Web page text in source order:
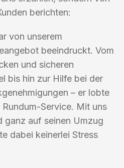
berichten:
von unserem
beeindruckt. Vom
und sicheren
bis hin zur Hilfe bei der
– er lobte
Service. Mit uns
ganz auf seinen Umzug
dabei keinerlei Stress